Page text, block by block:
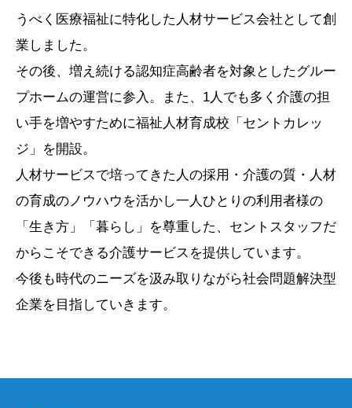
うべく医療福祉に特化した人材サービス会社として創
業しました。
その後、増え続ける認知症高齢者を対象としたグルー
プホームの運営に参入。また、1人でも多く介護の担
い手を増やすために福祉人材育成校「セントカレッ
ジ」を開設。
人材サービスで培ってきた人の採用・介護の質・人材
の育成のノウハウを活かし一人ひとりの利用者様の
「生き方」「暮らし」を尊重した、セントスタッフだ
からこそできる介護サービスを提供しています。
今後も時代のニーズを汲み取りながら社会問題解決型
企業を目指していきます。